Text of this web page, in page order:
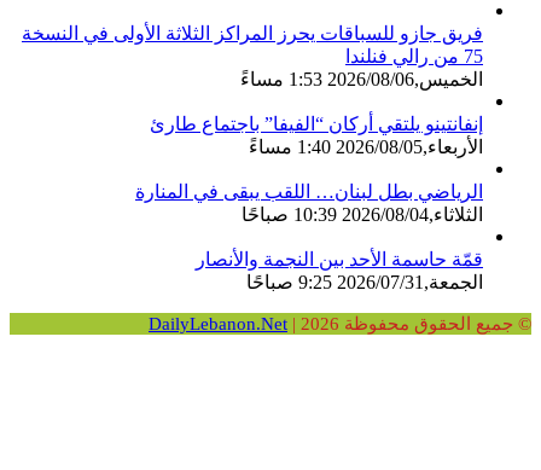
فريق جازو للسباقات يحرز المراكز الثلاثة الأولى في النسخة
75 من رالي فنلندا
الخميس,2026/08/06 1:53 مساءً
إنفانتينو يلتقي أركان “الفيفا” باجتماع طارئ
الأربعاء,2026/08/05 1:40 مساءً
الرياضي بطل لبنان… اللقب يبقى في المنارة
الثلاثاء,2026/08/04 10:39 صباحًا
قمّة حاسمة الأحد بين النجمة والأنصار
الجمعة,2026/07/31 9:25 صباحًا
© جميع الحقوق محفوظة 2026 | DailyLebanon.Net